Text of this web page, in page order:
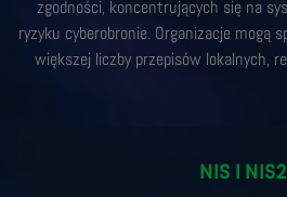
zgodności, koncentrujących się na
ryzyku cyberobronie. Organizacje mogą
większej liczby przepisów lokalnych,
NIS I NIS2